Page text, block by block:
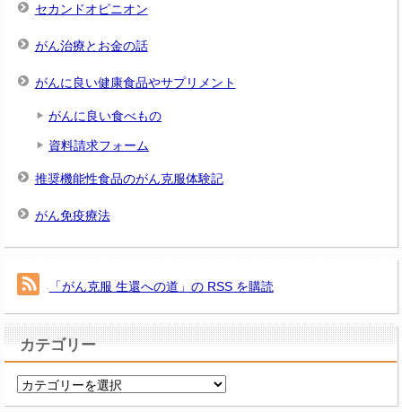
セカンドオピニオン
がん治療とお金の話
がんに良い健康食品やサプリメント
がんに良い食べもの
資料請求フォーム
推奨機能性食品のがん克服体験記
がん免疫療法
「がん克服 生還への道」の RSS を購読
カテゴリー
カ